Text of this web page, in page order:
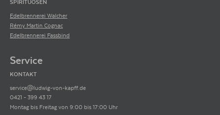
SPIRITUOSEN
Edelbrennerei Walcher
Rémy Martin Cognac
Edelbrennerei Fassbind
Service
KONTAKT
service@ludwig-von-kapff.de
0421 - 399 43 17
Montag bis Freitag von 9:00 bis 17:00 Uhr